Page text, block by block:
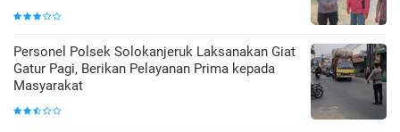
Personel Polsek Solokanjeruk Laksanakan Giat
Gatur Pagi, Berikan Pelayanan Prima kepada
Masyarakat